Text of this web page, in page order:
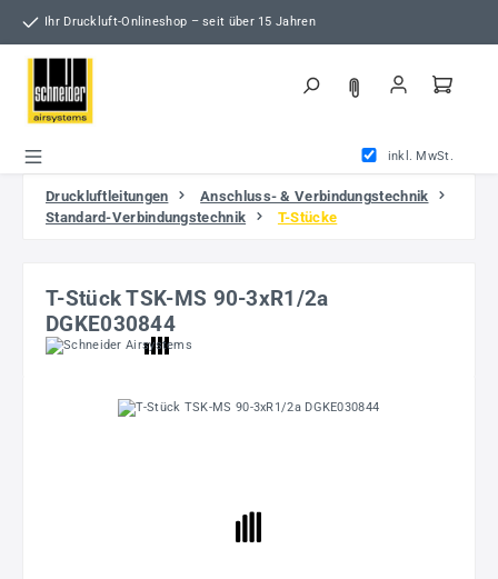
Zum Hauptinhalt springen
Ihr Druckluft-Onlineshop – seit über 15 Jahren
inkl. MwSt.
Druckluftleitungen
Anschluss- & Verbindungstechnik
Standard-Verbindungstechnik
T-Stücke
T-Stück TSK-MS 90-3xR1/2a
DGKE030844
Bildergalerie überspringen